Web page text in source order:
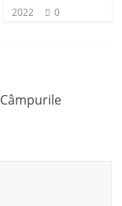
2022
0
Câmpurile